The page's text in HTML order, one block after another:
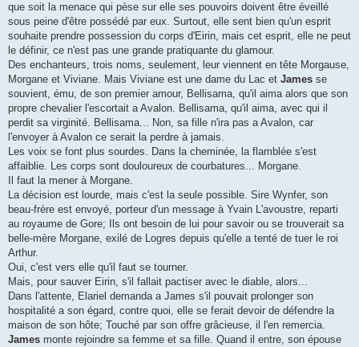
que soit la menace qui pèse sur elle ses pouvoirs doivent être éveillé
sous peine d'être possédé par eux. Surtout, elle sent bien qu'un esprit
souhaite prendre possession du corps d'Eirin, mais cet esprit, elle ne peut
le définir, ce n'est pas une grande pratiquante du glamour.
Des enchanteurs, trois noms, seulement, leur viennent en tête Morgause,
Morgane et Viviane. Mais Viviane est une dame du Lac et James se
souvient, ému, de son premier amour, Bellisama, qu'il aima alors que son
propre chevalier l'escortait a Avalon. Bellisama, qu'il aima, avec qui il
perdit sa virginité. Bellisama... Non, sa fille n'ira pas a Avalon, car
l'envoyer à Avalon ce serait la perdre à jamais.
Les voix se font plus sourdes. Dans la cheminée, la flamblée s'est
affaiblie. Les corps sont douloureux de courbatures... Morgane.
Il faut la mener à Morgane.
La décision est lourde, mais c'est la seule possible. Sire Wynfer, son
beau-frère est envoyé, porteur d'un message à Yvain L'avoustre, reparti
au royaume de Gore; Ils ont besoin de lui pour savoir ou se trouverait sa
belle-mère Morgane, exilé de Logres depuis qu'elle a tenté de tuer le roi
Arthur.
Oui, c'est vers elle qu'il faut se tourner.
Mais, pour sauver Eirin, s'il fallait pactiser avec le diable, alors...
Dans l'attente, Elariel demanda a James s'il pouvait prolonger son
hospitalité a son égard, contre quoi, elle se ferait devoir de défendre la
maison de son hôte; Touché par son offre grâcieuse, il l'en remercia.
James monte rejoindre sa femme et sa fille. Quand il entre, son épouse